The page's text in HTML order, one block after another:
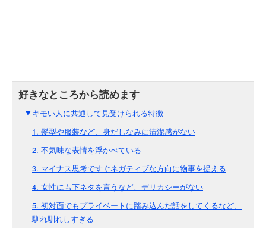
▼キモい人に共通して見受けられる特徴
1. 髪型や服装など、身だしなみに清潔感がない
2. 不気味な表情を浮かべている
3. マイナス思考ですぐネガティブな方向に物事を捉える
4. 女性にも下ネタを言うなど、デリカシーがない
5. 初対面でもプライベートに踏み込んだ話をしてくるなど、
馴れ馴れしすぎる